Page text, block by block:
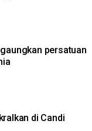
persatuan
di Candi